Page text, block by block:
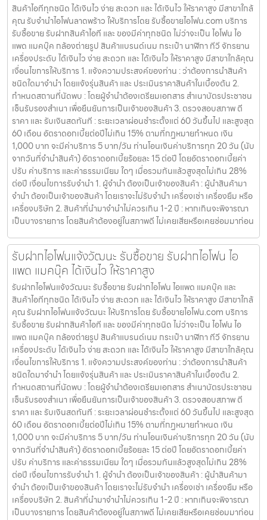
สินค้าไอทีทุกชนิด ได้เงินไว ง่าย สะดวก และ ได้เงินไว ให้ราคาสูง มีสาขาใกล้
คุณ รับจำนำไอโฟนลาดพร้าว ให้บริการโดย รับซื้อขายไอโฟน.com บริการ
รับซื้อขาย รับฝากสินค้าไอที และ ของมีค่าทุกชนิด ไม่ว่าจะเป็น ไอโฟน ไอ
แพด แมคบุ๊ค กล้องถ่ายรูป สินค้าแบรนด์เนม กระเป๋า นาฬิกา ทีวี จักรยาน
เครื่องประดับ ได้เงินไว ง่าย สะดวก และ ได้เงินไว ให้ราคาสูง มีสาขาใกล้คุณ
เงื่อนไขการให้บริการ 1. แจ้งความประสงค์ของท่าน : ว่าต้องการนำสินค้า
ชนิดใดมาจำนำ โดยแจ้งรุ่นสินค้า และ ประเมินราคาสินค้าในเบื้องต้น 2.
กำหนดสถานที่นัดพบ : โดยผู้จำนำต้องเตรียมเอกสาร สำเนาบัตรประชาชน
เซ็นรับรองสำเนา เพื่อยืนยันการเป็นเจ้าของสินค้า 3. ตรวจสอบสภาพ ตี
ราคา และ รับเงินสดทันที : ระยะเวลาผ่อนชำระตั้งแต่ 60 วันขึ้นไป และสูงสุด
60 เดือน อัตราดอกเบี้ยต่อปีไม่เกิน 15% ตามที่กฏหมายกำหนด เงิน
1,000 บาท จะมีค่าบริการ 5 บาท/วัน ท่านโอนเงินค่าบริการทุก 20 วัน (นับ
จากวันที่จำนำสินค้า) อัตราดอกเบี้ยร้อยละ 15 ต่อปี โดยอัตราดอกเบี้ยค่า
ปรับ ค่าบริการ และค่าธรรมเนียม ใดๆ เมื่อรวมกันแล้วสูงสุดไม่เกิน 28%
ต่อปี เงื่อนไขการรับจำนำ 1. ผู้จำนำ ต้องเป็นเจ้าของสินค้า : ผู้นำสินค้ามา
จำนำ ต้องเป็นเจ้าของสินค้า โดยเราจะไม่รับจำนำ เครื่องเช่า เครื่องยืม หรือ
เครื่องบริษัท 2. สินค้าที่นำมาจำนำไม่ควรเกิน 1-2 ปี : หากเกินจะพิจารณา
เป็นบางรายการ โดยสินค้าต้องอยู่ในสภาพดี ไม่เคยเสียหรือเคยซ่อมมาก่อน
รับฝากไอโฟนแจ้งวัฒนะ รับซื้อขาย รับฝากไอโฟน ไอ
แพด แมคบุ๊ค ได้เงินไว ให้ราคาสูง
รับฝากไอโฟนแจ้งวัฒนะ รับซื้อขาย รับฝากไอโฟน ไอแพด แมคบุ๊ค และ
สินค้าไอทีทุกชนิด ได้เงินไว ง่าย สะดวก และ ได้เงินไว ให้ราคาสูง มีสาขาใกล้
คุณ รับฝากไอโฟนแจ้งวัฒนะ ให้บริการโดย รับซื้อขายไอโฟน.com บริการ
รับซื้อขาย รับฝากสินค้าไอที และ ของมีค่าทุกชนิด ไม่ว่าจะเป็น ไอโฟน ไอ
แพด แมคบุ๊ค กล้องถ่ายรูป สินค้าแบรนด์เนม กระเป๋า นาฬิกา ทีวี จักรยาน
เครื่องประดับ ได้เงินไว ง่าย สะดวก และ ได้เงินไว ให้ราคาสูง มีสาขาใกล้คุณ
เงื่อนไขการให้บริการ 1. แจ้งความประสงค์ของท่าน : ว่าต้องการนำสินค้า
ชนิดใดมาจำนำ โดยแจ้งรุ่นสินค้า และ ประเมินราคาสินค้าในเบื้องต้น 2.
กำหนดสถานที่นัดพบ : โดยผู้จำนำต้องเตรียมเอกสาร สำเนาบัตรประชาชน
เซ็นรับรองสำเนา เพื่อยืนยันการเป็นเจ้าของสินค้า 3. ตรวจสอบสภาพ ตี
ราคา และ รับเงินสดทันที : ระยะเวลาผ่อนชำระตั้งแต่ 60 วันขึ้นไป และสูงสุด
60 เดือน อัตราดอกเบี้ยต่อปีไม่เกิน 15% ตามที่กฏหมายกำหนด เงิน
1,000 บาท จะมีค่าบริการ 5 บาท/วัน ท่านโอนเงินค่าบริการทุก 20 วัน (นับ
จากวันที่จำนำสินค้า) อัตราดอกเบี้ยร้อยละ 15 ต่อปี โดยอัตราดอกเบี้ยค่า
ปรับ ค่าบริการ และค่าธรรมเนียม ใดๆ เมื่อรวมกันแล้วสูงสุดไม่เกิน 28%
ต่อปี เงื่อนไขการรับจำนำ 1. ผู้จำนำ ต้องเป็นเจ้าของสินค้า : ผู้นำสินค้ามา
จำนำ ต้องเป็นเจ้าของสินค้า โดยเราจะไม่รับจำนำ เครื่องเช่า เครื่องยืม หรือ
เครื่องบริษัท 2. สินค้าที่นำมาจำนำไม่ควรเกิน 1-2 ปี : หากเกินจะพิจารณา
เป็นบางรายการ โดยสินค้าต้องอยู่ในสภาพดี ไม่เคยเสียหรือเคยซ่อมมาก่อน